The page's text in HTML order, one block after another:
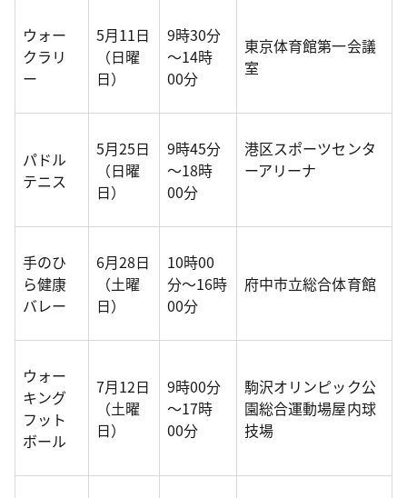
ウォー
クラリ
ー
5月11日
（日曜
日）
9時30分
～14時
00分
東京体育館第一会議
室
パドル
テニス
5月25日
（日曜
日）
9時45分
～18時
00分
港区スポーツセンタ
ーアリーナ
手のひ
ら健康
バレー
6月28日
（土曜
日）
10時00
分～16時
00分
府中市立総合体育館
ウォー
キング
フット
ボール
7月12日
（土曜
日）
9時00分
～17時
00分
駒沢オリンピック公
園総合運動場屋内球
技場